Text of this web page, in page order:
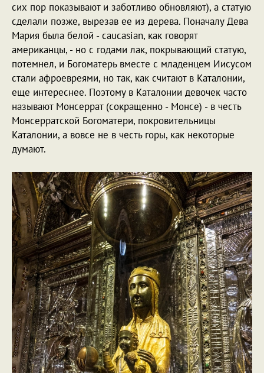
сих пор показывают и заботливо обновляют), а статую
сделали позже, вырезав ее из дерева. Поначалу Дева
Мария была белой - caucasian, как говорят
американцы, - но с годами лак, покрывающий статую,
потемнел, и Богоматерь вместе с младенцем Иисусом
стали афроевреями, но так, как считают в Каталонии,
еще интереснее. Поэтому в Каталонии девочек часто
называют Монсеррат (сокращенно - Монсе) - в честь
Монсерратской Богоматери, покровительницы
Каталонии, а вовсе не в честь горы, как некоторые
думают.